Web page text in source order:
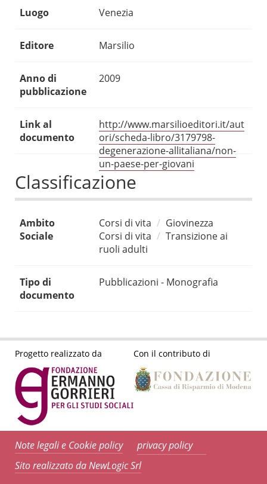
Luogo Venezia
Editore Marsilio
Anno di
pubblicazione
2009
Link al
documento
http://www.marsilioeditori.it/aut
ori/scheda-libro/3179798-
degenerazione-allitaliana/non-
un-paese-per-giovani
Classificazione
Ambito
Sociale
Corsi di vita
Giovinezza
Corsi di vita
Transizione ai
ruoli adulti
Tipo di
documento
Pubblicazioni - Monografia
Progetto realizzato da Con il contributo di
Note legali e Cookie policy
privacy policy
Sito realizzato da NewLogic Srl